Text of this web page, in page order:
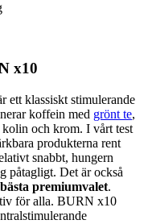
x10
ett klassiskt stimulerande
koffein med grönt te,
och krom. I vårt test
produkterna rent
snabbt, hungern
påtagligt. Det är också
bästa premiumvalet.
för alla. BURN x10